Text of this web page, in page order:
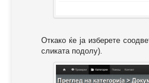
Откако ќе ја изберете
сликата подолу).